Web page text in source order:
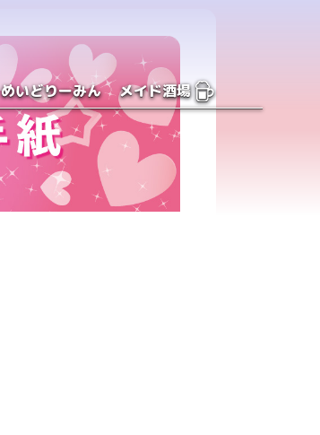
めいどりーみん メイド酒場